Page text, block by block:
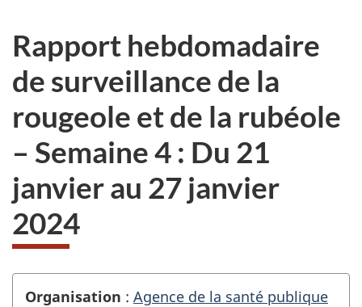
Rapport hebdomadaire
de surveillance de la
rougeole et de la rubéole
– Semaine 4 : Du 21
janvier au 27 janvier
2024
Organisation : Agence de la santé publique